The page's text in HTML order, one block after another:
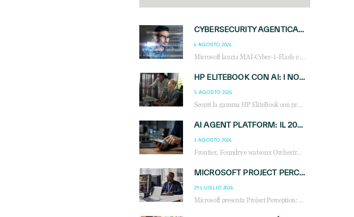
CYBERSECURITY AGENTICA: CON PERCEPTION E MAI-CYBER-1-FLASH MICROSOFT APRE NUOVI SERVIZI PER IL CANALE
6 AGOSTO 2026
Microsoft lancia MAI-Cyber-1-Flash e Perception: cybersecurity agentica in preview dal 3 novembre. Cosa cambia per MSP, system integrator e reseller.
HP ELITEBOOK CON AI: I NOTEBOOK BUSINESS INTELLIGENTI CHE TRASFORMANO PRODUTTIVITÀ, SICUREZZA E LAVORO IBRIDO
5 AGOSTO 2026
Scopri la gamma HP EliteBook con processori Intel® Core™ Ultra e AMD Ryzen™ AI. Notebook business progettati per aumentare la produttività, migliorare la collaborazione e garantire sicurezza avanzata in ufficio e in mobilità.
AI AGENT PLATFORM: IL 2026 È L’ANNO DEL «SISTEMA OPERATIVO» PER GLI AGENTI AZIENDALI
3 AGOSTO 2026
Frontier, Foundry e watsonx Orchestrate: la guerra delle piattaforme AI agent ridisegna il mercato IT. Cosa cambia per reseller, MSP e system integrator.
MICROSOFT PROJECT PERCEPTION: COME GLI AGENTI AI CAMBIERANNO SOC, CYBERSECURITY E SERVIZI MSP
29 LUGLIO 2026
Microsoft presenta Project Perception: scopri come gli agenti AI possono trasformare cybersecurity, SOC e servizi gestiti degli MSP.